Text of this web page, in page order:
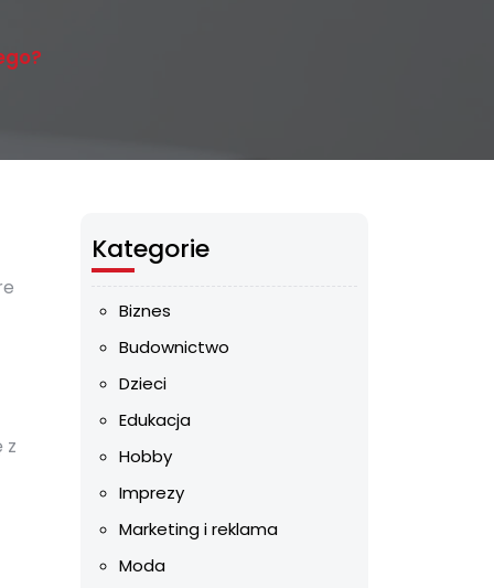
z
Kategorie
Biznes
Budownictwo
Dzieci
Edukacja
Hobby
Imprezy
Marketing i reklama
Moda